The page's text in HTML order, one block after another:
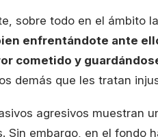
sobre todo en el ámbito
enfrentándote ante
cometido y
demás que les tratan
agresivos muestran
Sin embargo, en el fondo